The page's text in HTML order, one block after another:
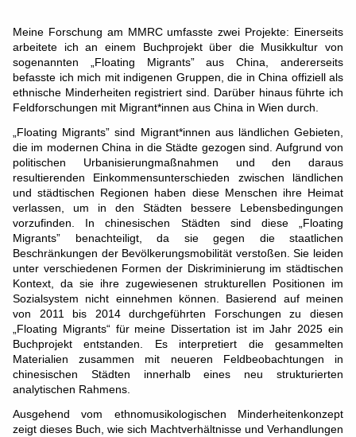
Meine Forschung am MMRC umfasste zwei Projekte: Einerseits
arbeitete ich an einem Buchprojekt über die Musikkultur von
sogenannten „Floating Migrants” aus China, andererseits
befasste ich mich mit indigenen Gruppen, die in China offiziell als
ethnische Minderheiten registriert sind. Darüber hinaus führte ich
Feldforschungen mit Migrant*innen aus China in Wien durch.
„Floating Migrants” sind Migrant*innen aus ländlichen Gebieten,
die im modernen China in die Städte gezogen sind. Aufgrund von
politischen Urbanisierungmaßnahmen und den daraus
resultierenden Einkommensunterschieden zwischen ländlichen
und städtischen Regionen haben diese Menschen ihre Heimat
verlassen, um in den Städten bessere Lebensbedingungen
vorzufinden. In chinesischen Städten sind diese „Floating
Migrants” benachteiligt, da sie gegen die staatlichen
Beschränkungen der Bevölkerungsmobilität verstoßen. Sie leiden
unter verschiedenen Formen der Diskriminierung im städtischen
Kontext, da sie ihre zugewiesenen strukturellen Positionen im
Sozialsystem nicht einnehmen können. Basierend auf meinen
von 2011 bis 2014 durchgeführten Forschungen zu diesen
„Floating Migrants“ für meine Dissertation ist im Jahr 2025 ein
Buchprojekt entstanden. Es interpretiert die gesammelten
Materialien zusammen mit neueren Feldbeobachtungen in
chinesischen Städten innerhalb eines neu strukturierten
analytischen Rahmens.
Ausgehend vom ethnomusikologischen Minderheitenkonzept
zeigt dieses Buch, wie sich Machtverhältnisse und Verhandlungen